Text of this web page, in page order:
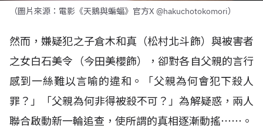
（圖片來源：電影《天鵝與蝙蝠》官方X @hakuchotokomori）
然而，嫌疑犯之子倉木和真（松村北斗飾）與被害者
之女白石美令（今田美櫻飾），卻對各自父親的言行
感到一絲難以言喻的違和。「父親為何會犯下殺人
罪？」「父親為何非得被殺不可？」為解疑惑，兩人
聯合啟動新一輪追查，使所謂的真相逐漸動搖⋯⋯。